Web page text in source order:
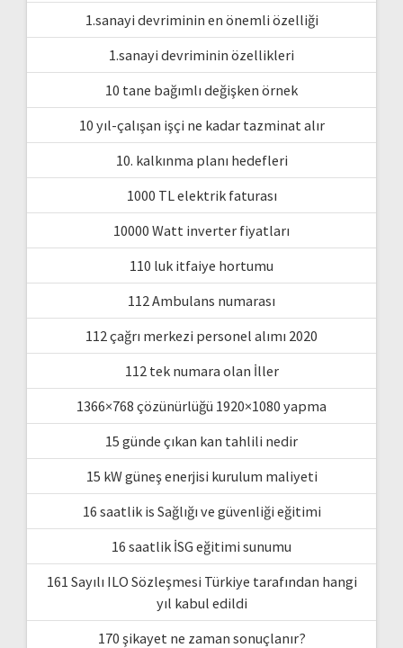
1.sanayi devriminin en önemli özelliği
1.sanayi devriminin özellikleri
10 tane bağımlı değişken örnek
10 yıl-çalışan işçi ne kadar tazminat alır
10. kalkınma planı hedefleri
1000 TL elektrik faturası
10000 Watt inverter fiyatları
110 luk itfaiye hortumu
112 Ambulans numarası
112 çağrı merkezi personel alımı 2020
112 tek numara olan İller
1366×768 çözünürlüğü 1920×1080 yapma
15 günde çıkan kan tahlili nedir
15 kW güneş enerjisi kurulum maliyeti
16 saatlik is Sağlığı ve güvenliği eğitimi
16 saatlik İSG eğitimi sunumu
161 Sayılı ILO Sözleşmesi Türkiye tarafından hangi
yıl kabul edildi
170 şikayet ne zaman sonuçlanır?